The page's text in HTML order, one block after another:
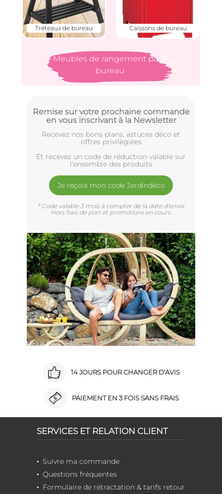
Tréteaux de bureau
Meubles de rangement pour
bureau
Caissons de bureau
Remise sur votre prochaine commande
en vous inscrivant à la Newsletter
Recevez nos bons plans, astuces déco et
offres privilègiées
Et recevez un code de réduction valable sur
l'ensemble des produits
Je reçois mon code Jardindéco
* Code valable 3 mois à compter de la date d'envoi.
Hors frais de port et promotions en cours.
14 JOURS POUR CHANGER D'AVIS
PAIEMENT EN 3 FOIS SANS FRAIS
SERVICES ET RELATION CLIENT
Suivre ma commande
Questions fréquentes
Formulaire de rétractation & tarifs retour